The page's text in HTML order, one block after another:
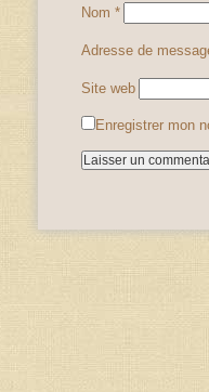
Nom *
Adresse de
Site web
Enregistrer mon